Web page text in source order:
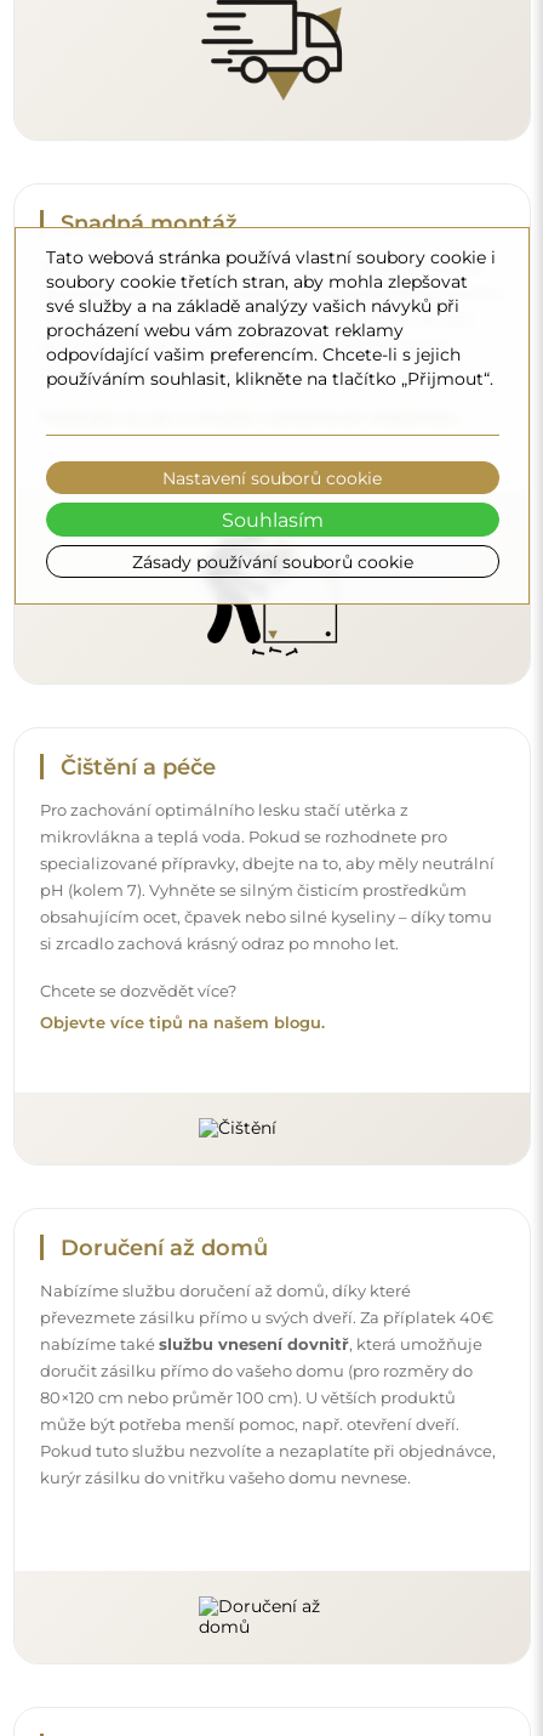
Čištění a péče
Pro zachování optimálního lesku stačí utěrka z
mikrovlákna a teplá voda. Pokud se rozhodnete pro
specializované přípravky, dbejte na to, aby měly neutrální
Chcete se dozvědět více?
Objevte více tipů na našem blogu.
Doručení až domů
Nabízíme službu doručení až domů, díky které
převezmete zásilku přímo u svých dveří. Za příplatek 40€
nabízíme také
službu vnesení dovnitř
, která umožňuje
doručit zásilku přímo do vašeho domu (pro rozměry do
80×120 cm nebo průměr 100 cm). U větších produktů
může být potřeba menší pomoc, např. otevření dveří.
kurýr zásilku do vnitřku vašeho domu nevnese.
Návody
Aby byla montáž a používání našeho zrcadla snadné a
bezstarostné, připravili jsme pro vás podrobné návody.
Najdete v nich všechny kroky nezbytné ke správné
montáži zrcadla, a také rady týkající se jeho péče, čištění a
údržby, abyste se mohli dlouho těšit z jeho bezvadného
vzhledu.
Prohlédněte si návody k montáži a použití.
Tato webová stránka používá vlastní soubory cookie i
soubory cookie třetích stran, aby mohla zlepšovat
své služby a na základě analýzy vašich návyků při
procházení webu vám zobrazovat reklamy
odpovídající vašim preferencím. Chcete-li s jejich
používáním souhlasit, klikněte na tlačítko „Přijmout“.
Zásady používání souborů cookie
Nastavení souborů cookie
Souhlasím